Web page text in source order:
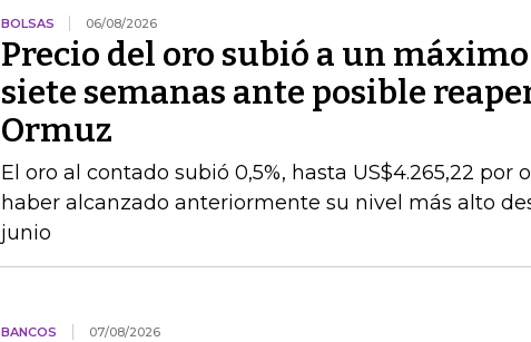
BOLSAS 06/08/2026
Precio del oro subió a un
siete semanas ante posible
Ormuz
El oro al contado subió 0,5%, hasta US$4.265,22 por
haber alcanzado anteriormente su nivel más alto
junio
BANCOS 07/08/2026